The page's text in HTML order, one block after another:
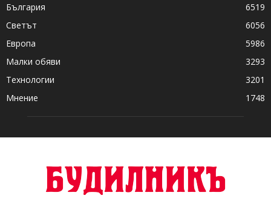
България
6519
Светът
6056
Европа
5986
Малки обяви
3293
Технологии
3201
Мнение
1748